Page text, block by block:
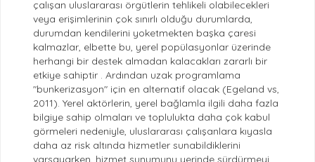
çalışan uluslararası örgütlerin tehlikeli olabilecekleri
veya erişimlerinin çok sınırlı olduğu durumlarda,
durumdan kendilerini yoketmekten başka çaresi
kalmazlar, elbette bu, yerel popülasyonlar üzerinde
herhangi bir destek almadan kalacakları zararlı bir
etkiye sahiptir . Ardından uzak programlama
"bunkerizasyon" için en alternatif olacak (Egeland vs,
2011). Yerel aktörlerin, yerel bağlamla ilgili daha fazla
bilgiye sahip olmaları ve toplulukta daha çok kabul
görmeleri nedeniyle, uluslararası çalışanlara kıyasla
daha az risk altında hizmetler sunabildiklerini
varsayarken, hizmet sunumunu yerinde sürdürmeyi